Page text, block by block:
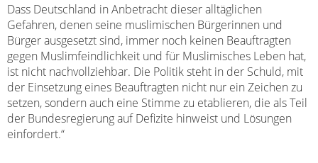
Dass Deutschland in Anbetracht dieser alltäglichen
Gefahren, denen seine muslimischen Bürgerinnen und
Bürger ausgesetzt sind, immer noch keinen Beauftragten
gegen Muslimfeindlichkeit und für Muslimisches Leben hat,
ist nicht nachvollziehbar. Die Politik steht in der Schuld, mit
der Einsetzung eines Beauftragten nicht nur ein Zeichen zu
setzen, sondern auch eine Stimme zu etablieren, die als Teil
der Bundesregierung auf Defizite hinweist und Lösungen
einfordert.“